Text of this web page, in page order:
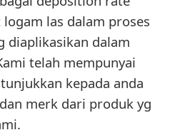
las dalam proses
diaplikasikan dalam
telah mempunyai
kepada anda
merk dari produk yg